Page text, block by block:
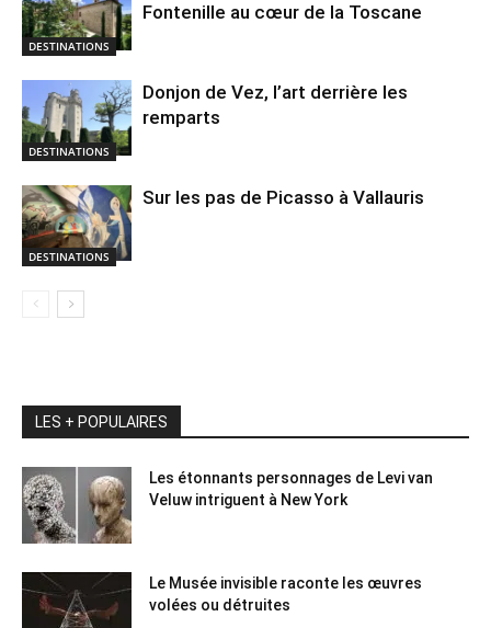
DESTINATIONS
Fontenille au cœur de la Toscane
DESTINATIONS
Donjon de Vez, l’art derrière les
remparts
DESTINATIONS
Sur les pas de Picasso à Vallauris
LES + POPULAIRES
Les étonnants personnages de Levi van
Veluw intriguent à New York
Le Musée invisible raconte les œuvres
volées ou détruites